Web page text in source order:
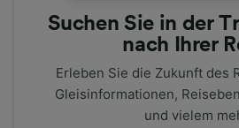
Suchen Sie in der
nach Ihrer
Erleben Sie die Zukunft des
Gleisinformationen,
und vielem